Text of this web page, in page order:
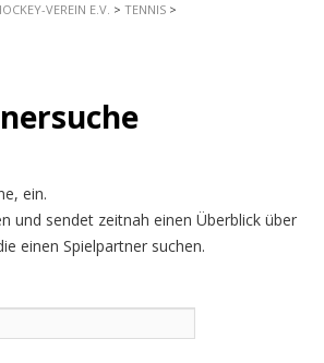
VEREIN E.V. > TENNIS >
ein.
und sendet zeitnah einen Überblick über
einen Spielpartner suchen.